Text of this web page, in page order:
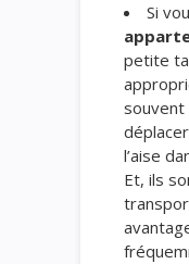
Si
petite
souvent
l’aise
Et, ils